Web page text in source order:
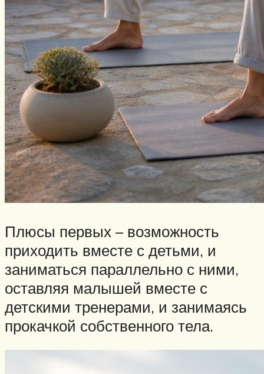
Плюсы первых – возможность
приходить вместе с детьми, и
заниматься параллельно с ними,
оставляя малышей вместе с
детскими тренерами, и занимаясь
прокачкой собственного тела.